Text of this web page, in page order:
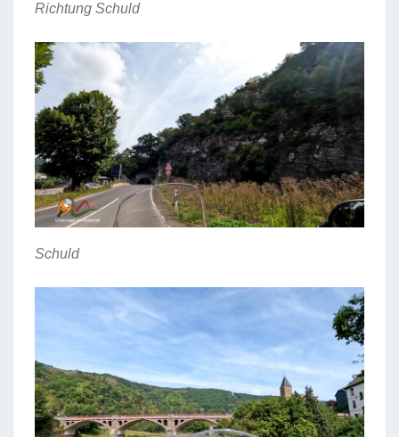
Richtung Schuld
Schuld